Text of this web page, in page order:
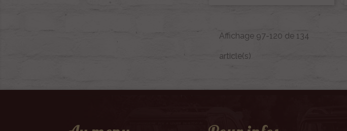
Affichage 97-120 de 134
article(s)